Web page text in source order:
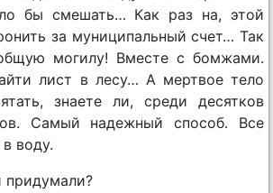
бы смешать… Как раз на, этой
за муниципальный счет… Так
могилу! Вместе с бомжами.
лист в лесу… А мертвое тело
знаете ли, среди десятков
Самый надежный способ. Все
воду.